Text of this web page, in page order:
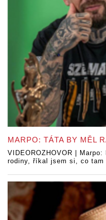
MARPO: TÁTA BY MĚL
VIDEOROZHOVOR |
rodiny, říkal jsem si, co tam